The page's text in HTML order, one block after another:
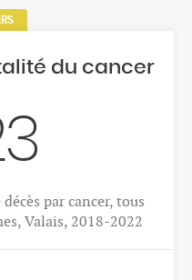
du cancer
par cancer, tous
Valais, 2018-2022